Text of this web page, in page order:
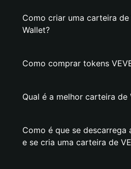
Como criar uma carteira de
Wallet?
Como comprar tokens
Qual é a melhor carteira de
Como é que se descarrega
e se cria uma carteira de